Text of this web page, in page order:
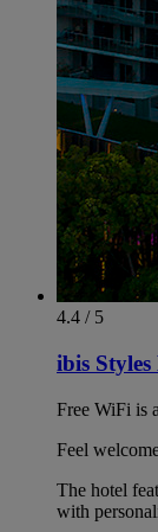
4.4 / 5
ibis
Free WiFi is
Feel
The hotel
with